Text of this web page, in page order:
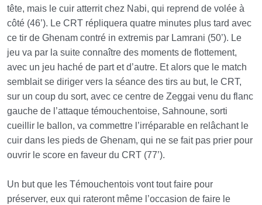
tête, mais le cuir atterrit chez Nabi, qui reprend de volée à
côté (46’). Le CRT répliquera quatre minutes plus tard avec
ce tir de Ghenam contré in extremis par Lamrani (50’). Le
jeu va par la suite connaître des moments de flottement,
avec un jeu haché de part et d’autre. Et alors que le match
semblait se diriger vers la séance des tirs au but, le CRT,
sur un coup du sort, avec ce centre de Zeggai venu du flanc
gauche de l’attaque témouchentoise, Sahnoune, sorti
cueillir le ballon, va commettre l’irréparable en relâchant le
cuir dans les pieds de Ghenam, qui ne se fait pas prier pour
ouvrir le score en faveur du CRT (77’).
Un but que les Témouchentois vont tout faire pour
préserver, eux qui rateront même l’occasion de faire le